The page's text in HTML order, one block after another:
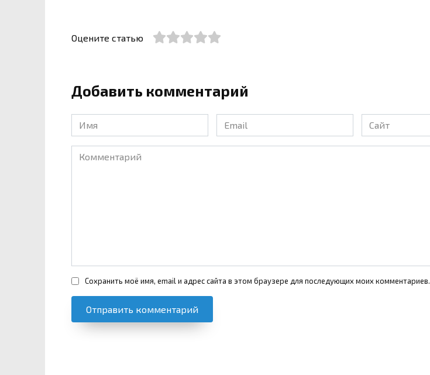
Оцените статью
Добавить комментарий
Имя
*
Email
*
Сайт
Комментарий
Сохранить моё имя, email и адрес сайта в этом браузере для последующих моих комментариев.